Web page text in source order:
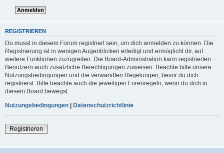
REGISTRIEREN
Du musst in diesem Forum registriert sein, um dich anmelden zu können. Die
Registrierung ist in wenigen Augenblicken erledigt und ermöglicht dir, auf
weitere Funktionen zuzugreifen. Die Board-Administration kann registrierten
Benutzern auch zusätzliche Berechtigungen zuweisen. Beachte bitte unsere
Nutzungsbedingungen und die verwandten Regelungen, bevor du dich
registrierst. Bitte beachte auch die jeweiligen Forenregeln, wenn du dich in
diesem Board bewegst.
Nutzungsbedingungen | Datenschutzrichtlinie
Registrieren